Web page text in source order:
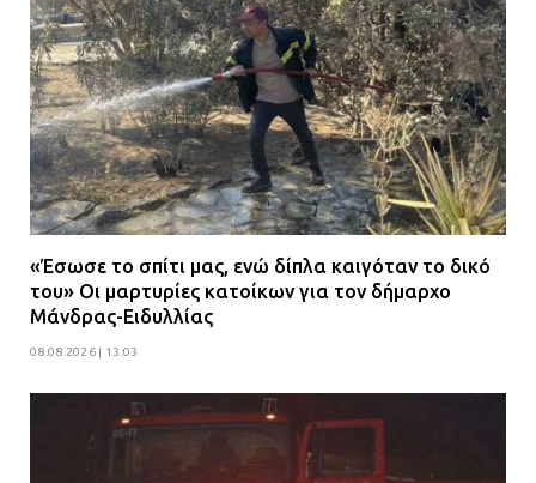
«Έσωσε το σπίτι μας, ενώ δίπλα καιγόταν το δικό
του» Οι μαρτυρίες κατοίκων για τον δήμαρχο
Μάνδρας-Ειδυλλίας
08.08.2026 | 13:03